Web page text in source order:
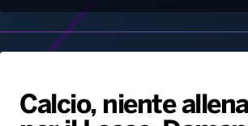
Palinsesto
Hit Dance
Giochi&Concorsi
Notizie
Locali
Playlist
Gallery
Calcio, niente